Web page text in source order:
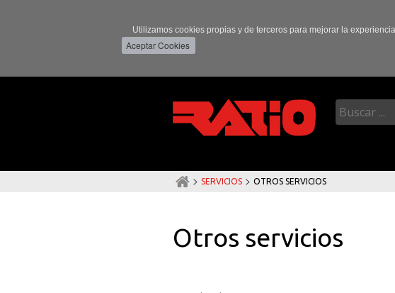
Utilizamos cookies propias y de terceros para mejorar la
> SERVICIOS > OTROS SERVICIOS
Otros servicios